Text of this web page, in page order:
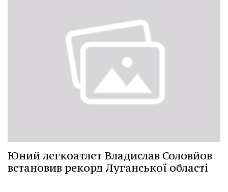
Юний легкоатлет Владислав Соловйов
встановив рекорд Луганської області